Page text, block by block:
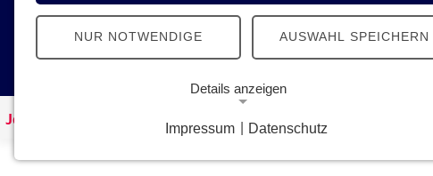
Johanniter Österreich Hilfe & Angebote
NUR NOTWENDIGE AUSWAHL SPEICHERN
Details anzeigen
Notwendige Cookies ermöglichen grundlegende Funktionen
Impressum Datenschutz